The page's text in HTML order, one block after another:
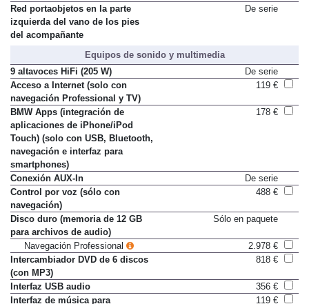
Maletero con iluminación
De serie
Red portaobjetos en la parte
izquierda del vano de los pies
Equipos de sonido y multimedia
9 altavoces HiFi (205 W)
De serie
Acceso a Internet (solo con
navegación Professional y TV)
BMW Apps (integración de
aplicaciones de iPhone/iPod
Touch) (solo con USB, Bluetooth,
navegación e interfaz para
smartphones)
Conexión AUX-In
De serie
Control por voz (sólo con
navegación)
Disco duro (memoria de 12 GB
para archivos de audio)
Navegación Professional
2.978 €
Intercambiador DVD de 6 discos
(con MP3)
Interfaz USB audio
356 €